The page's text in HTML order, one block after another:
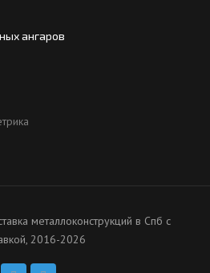
ангаров
металлоконструкций в Спб с
2016-2026